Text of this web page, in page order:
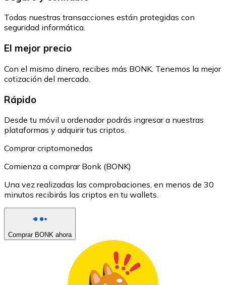
Todas nuestras transacciones están protegidas con
seguridad informática.
El mejor precio
Con el mismo dinero, recibes más BONK. Tenemos la mejor
cotización del mercado.
Rápido
Desde tu móvil u ordenador podrás ingresar a nuestras
plataformas y adquirir tus criptos.
Comprar criptomonedas
Comienza a comprar Bonk (BONK)
Una vez realizadas las comprobaciones, en menos de 30
minutos recibirás las criptos en tu wallets.
Comprar BONK ahora